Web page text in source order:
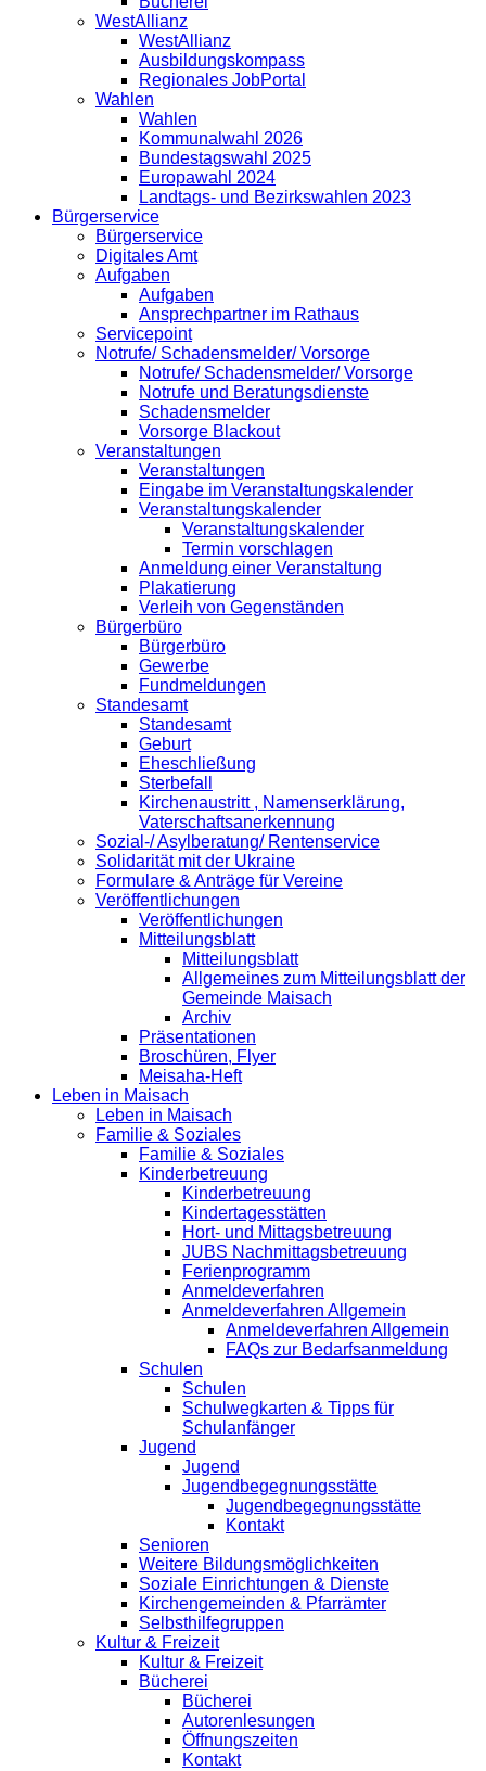
WestAllianz
WestAllianz
Ausbildungskompass
Regionales JobPortal
Wahlen
Wahlen
Kommunalwahl 2026
Bundestagswahl 2025
Europawahl 2024
Landtags- und Bezirkswahlen 2023
Bürgerservice
Bürgerservice
Digitales Amt
Aufgaben
Aufgaben
Ansprechpartner im Rathaus
Servicepoint
Notrufe/ Schadensmelder/ Vorsorge
Notrufe/ Schadensmelder/ Vorsorge
Notrufe und Beratungsdienste
Schadensmelder
Vorsorge Blackout
Veranstaltungen
Veranstaltungen
Eingabe im Veranstaltungskalender
Veranstaltungskalender
Veranstaltungskalender
Termin vorschlagen
Anmeldung einer Veranstaltung
Plakatierung
Verleih von Gegenständen
Bürgerbüro
Bürgerbüro
Gewerbe
Fundmeldungen
Standesamt
Standesamt
Geburt
Eheschließung
Sterbefall
Kirchenaustritt , Namenserklärung,
Vaterschaftsanerkennung
Sozial-/ Asylberatung/ Rentenservice
Solidarität mit der Ukraine
Formulare & Anträge für Vereine
Veröffentlichungen
Veröffentlichungen
Mitteilungsblatt
Mitteilungsblatt
Allgemeines zum Mitteilungsblatt der
Gemeinde Maisach
Archiv
Präsentationen
Broschüren, Flyer
Meisaha-Heft
Leben in Maisach
Leben in Maisach
Familie & Soziales
Familie & Soziales
Kinderbetreuung
Kinderbetreuung
Kindertagesstätten
Hort- und Mittagsbetreuung
JUBS Nachmittagsbetreuung
Ferienprogramm
Anmeldeverfahren
Anmeldeverfahren Allgemein
Anmeldeverfahren Allgemein
FAQs zur Bedarfsanmeldung
Schulen
Schulen
Schulwegkarten & Tipps für
Schulanfänger
Jugend
Jugend
Jugendbegegnungsstätte
Jugendbegegnungsstätte
Kontakt
Senioren
Weitere Bildungsmöglichkeiten
Soziale Einrichtungen & Dienste
Kirchengemeinden & Pfarrämter
Selbsthilfegruppen
Kultur & Freizeit
Kultur & Freizeit
Bücherei
Bücherei
Autorenlesungen
Öffnungszeiten
Kontakt